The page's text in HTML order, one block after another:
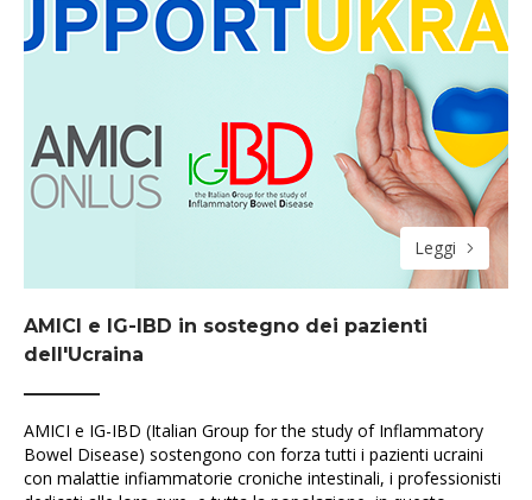
Leggi
AMICI e IG-IBD in sostegno dei pazienti
dell'Ucraina
AMICI e IG-IBD (Italian Group for the study of Inflammatory
Bowel Disease) sostengono con forza tutti i pazienti ucraini
con malattie infiammatorie croniche intestinali, i professionisti